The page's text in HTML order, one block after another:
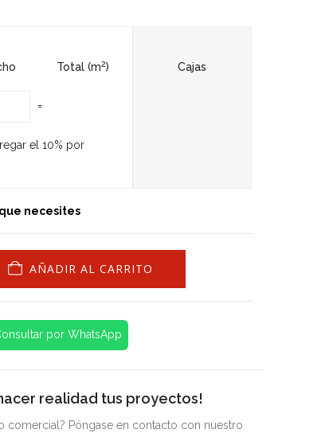
Total (m2)
=
el 10% por
Cajas
necesites
AÑADIR AL CARRITO
por WhatsApp
realidad tus proyectos!
comercial? Póngase en contacto con nuestro